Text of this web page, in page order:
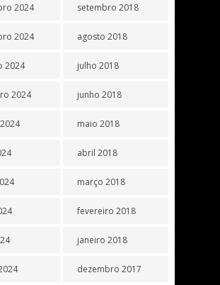
2024
2024
2024
2024
setembro 2018
agosto 2018
julho 2018
junho 2018
maio 2018
abril 2018
março 2018
fevereiro 2018
janeiro 2018
dezembro 2017